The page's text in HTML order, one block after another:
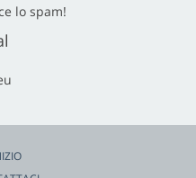
lo spam!